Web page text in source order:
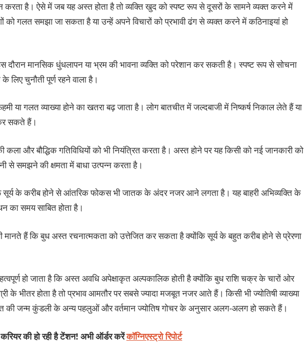
करता है। ऐसे में जब यह अस्त होता है तो व्यक्ति खुद को स्पष्ट रूप से दूसरों के सामने व्यक्त करने में
को गलत समझा जा सकता है या उन्हें अपने विचारों को प्रभावी ढंग से व्यक्त करने में कठिनाइयां हो
दौरान मानसिक धुंधलापन या भ्रम की भावना व्यक्ति को परेशान कर सकती है। स्पष्ट रूप से सोचना
लिए चुनौती पूर्ण रहने वाला है।
या गलत व्याख्या होने का खतरा बढ़ जाता है। लोग बातचीत में जल्दबाजी में निष्कर्ष निकाल लेते हैं या
सकते हैं।
और बौद्धिक गतिविधियों को भी नियंत्रित करता है। अस्त होने पर यह किसी को नई जानकारी को
से समझने की क्षमता में बाधा उत्पन्न करता है।
सूर्य के करीब होने से आंतरिक फोकस भी जातक के अंदर नजर आने लगता है। यह बाहरी अभिव्यक्ति के
का समय साबित होता है।
मानते हैं कि बुध अस्त रचनात्मकता को उत्तेजित कर सकता है क्योंकि सूर्य के बहुत करीब होने से प्रेरणा
हो जाता है कि अस्त अवधि अपेक्षाकृत अल्पकालिक होती है क्योंकि बुध राशि चक्र के चारों ओर
भीतर होता है तो प्रभाव आमतौर पर सबसे ज्यादा मजबूत नजर आते हैं। किसी भी ज्योतिषी व्याख्या
की जन्म कुंडली के अन्य पहलुओं और वर्तमान ज्योतिष गोचर के अनुसार अलग-अलग हो सकते हैं।
करियर की हो रही है टेंशन! अभी ऑर्डर करेंकॉग्निएस्ट्रो रिपोर्ट